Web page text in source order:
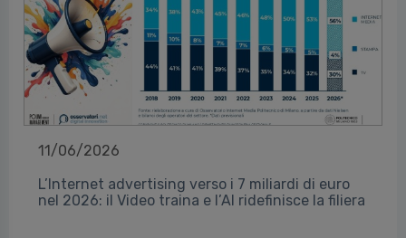
11/06/2026
L’Internet advertising verso i 7 miliardi di euro
nel 2026: il Video traina e l’AI ridefinisce la filiera